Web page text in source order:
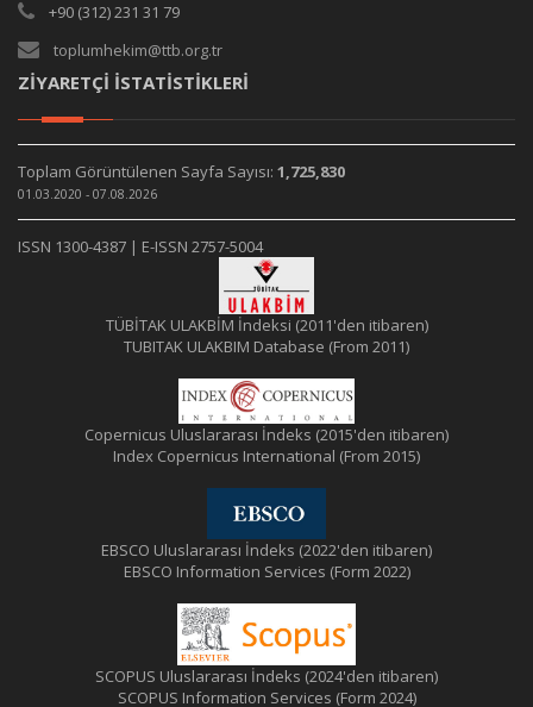
+90 (312) 231 31 79
toplumhekim@ttb.org.tr
ZİYARETÇİ İSTATİSTİKLERİ
Toplam Görüntülenen Sayfa Sayısı: 1,725,830
01.03.2020 - 07.08.2026
ISSN 1300-4387 | E-ISSN 2757-5004
TÜBİTAK ULAKBİM İndeksi (2011'den itibaren)
TUBITAK ULAKBIM Database (From 2011)
Copernicus Uluslararası İndeks (2015'den itibaren)
Index Copernicus International (From 2015)
EBSCO Uluslararası İndeks (2022'den itibaren)
EBSCO Information Services (Form 2022)
SCOPUS Uluslararası İndeks (2024'den itibaren)
SCOPUS Information Services (Form 2024)